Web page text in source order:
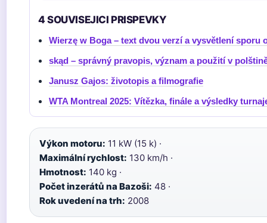
4 SOUVISEJICI PRISPEVKY
Wierzę w Boga – text dvou verzí a vysvětlení sporu
skąd – správný pravopis, význam a použití v
Janusz Gajos: životopis a filmografie
WTA Montreal 2025: Vítězka, finále a výsledky
Výkon motoru: 11 kW (15 k) ·
Maximální rychlost: 130 km/h ·
Hmotnost: 140 kg ·
Počet inzerátů na Bazoši: 48 ·
Rok uvedení na trh: 2008